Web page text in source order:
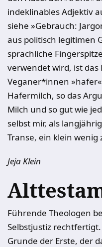
indeklinables Adjektiv
siehe »Gebrauch:
aus politisch legitimen
sprachliche
verwendet wird, ist das
Veganer*innen
Hafermilch, so das
Milch und so gut wie
selbst mir, als
Transe, ein klein wenig
Jeja Klein
Führende Theologen
Selbstjustiz
Grunde der Erste, der